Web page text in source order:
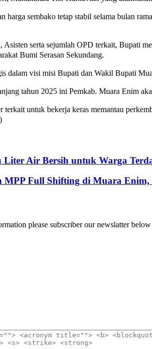
harga sembako tetap stabil selama bulan
serta sejumlah OPD terkait, Bupati
Bumi Serasan Sekundang.
dalam visi misi Bupati dan Wakil Bupati
tahun 2025 ini Pemkab. Muara Enim
untuk bekerja keras memantau
Liter Air Bersih untuk Warga
MPP Full Shifting di Muara
please subscriber our newslatter below